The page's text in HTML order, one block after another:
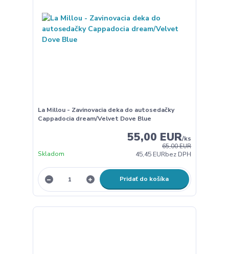
La Millou - Zavinovacia deka do autosedačky
Cappadocia dream/Velvet Dove Blue
65,00 EUR
55,00 EUR/ks
45,45 EURbez DPH
Skladom
Pridať do košíka